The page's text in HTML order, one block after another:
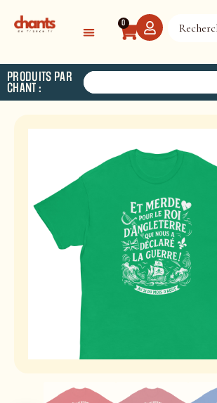
0
PRODUITS PAR
CHANT :